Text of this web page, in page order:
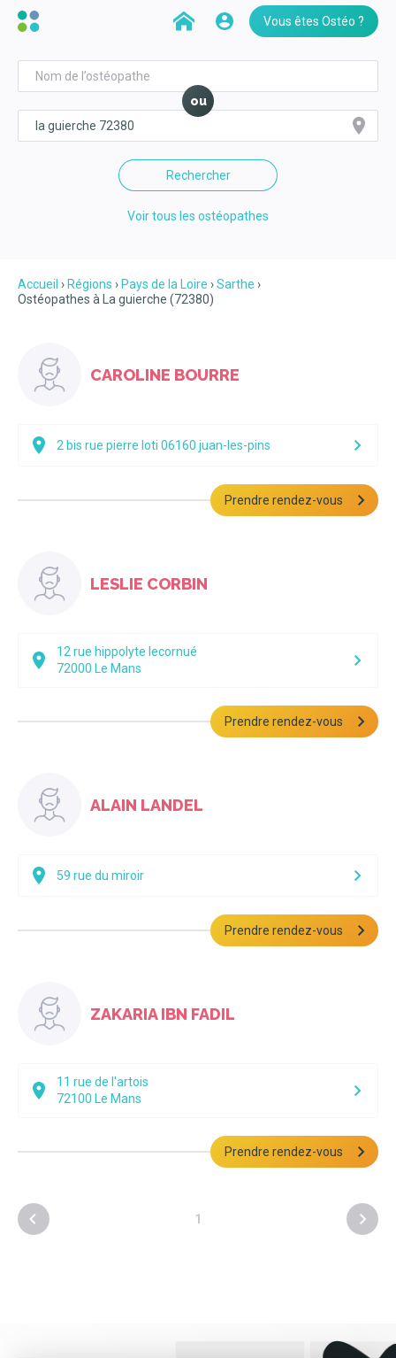
Vous êtes Ostéo ?
ou
Rechercher
Voir tous les ostéopathes
Accueil Régions Pays de la Loire
Sarthe
Ostéopathes à La guierche (72380)
CAROLINE BOURRE
2 bis rue pierre loti 06160 juan-les-pins
Prendre rendez-vous
LESLIE CORBIN
12 rue hippolyte lecornué
72000 Le Mans
Prendre rendez-vous
ALAIN LANDEL
59 rue du miroir
Prendre rendez-vous
ZAKARIA IBN FADIL
11 rue de l'artois
72100 Le Mans
Prendre rendez-vous
1